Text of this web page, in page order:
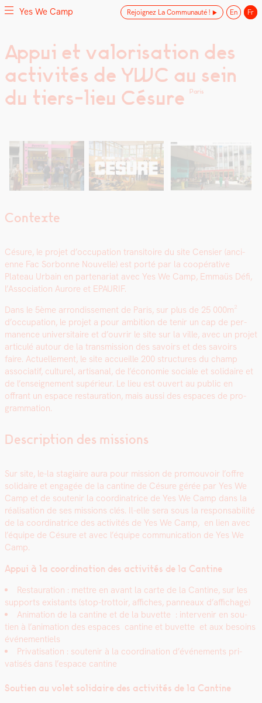
Skip
to
content
Yes We Camp
Utilisation inventive des espaces disponibles
Appui et valorisation des
activités de YWC au sein
du tiers-lieu Césure
Paris
Contexte
Césure, le pro­jet d’oc­cu­pa­tion tran­si­toire du site Cen­si­er (anci­
enne Fac Sor­bonne Nou­velle) est porté par la coopéra­tive
Plateau Urbain en parte­nar­i­at avec Yes We Camp, Emmaüs Défi,
l’Association Aurore et EPAURIF.
Dans le 5ème arrondisse­ment de Paris, sur plus de 25 000m²
d’occupation, le pro­jet a pour ambi­tion de tenir un cap de per­
ma­nence uni­ver­si­taire et d’ou­vrir le site sur la ville, avec un pro­jet
artic­ulé autour de la trans­mis­sion des savoirs et des savoirs
faire. Actuelle­ment, le site accueille 200 struc­tures du champ
asso­ci­atif, cul­turel, arti­sanal, de l’é­conomie sociale et sol­idaire et
de l’en­seigne­ment supérieur. Le lieu est ouvert au pub­lic en
offrant un espace restau­ra­tion, mais aus­si des espaces de pro­
gram­ma­tion.
Description des missions
Sur site, le-la sta­giaire aura pour mis­sion de pro­mou­voir l’of­fre
sol­idaire et engagée de la can­tine de Césure gérée par Yes We
Camp et de soutenir la coor­di­na­trice de Yes We Camp dans la
réal­i­sa­tion de ses mis­sions clés. Il-elle sera sous la respon­s­abil­ité
de la coor­di­na­trice des activ­ités de Yes We Camp, en lien avec
l’équipe de Césure et avec l’équipe com­mu­ni­ca­tion de Yes We
Camp.
Appui à la coor­di­na­tion des activ­ités de la Can­tine
Restau­ra­tion : met­tre en avant la carte de la Can­tine, sur les
sup­ports exis­tants (stop-trot­toir, affich­es, pan­neaux d’affichage)
Ani­ma­tion de la can­tine et de la buvette : inter­venir en sou­
tien à l’animation des espaces can­tine et buvette et aux besoins
événe­men­tiels
Pri­vati­sa­tion : soutenir à la coor­di­na­tion d’événements pri­
vatisés dans l’espace can­tine
Sou­tien au volet sol­idaire des activ­ités de la Can­tine
Yes We Camp Rejoignez La Communauté ! En Fr